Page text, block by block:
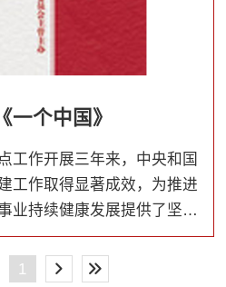
一个中国》
工作开展三年来，中央和国
工作取得显著成效，为推进
业持续健康发展提供了坚强
行业协会商会党组织和广大
国特色社会主义思想为指
1